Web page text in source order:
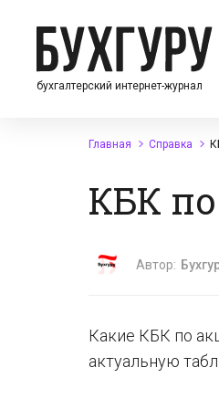
бухгалтерский интернет-журнал
Главная Справка
КБК
Автор:
Какие КБК по
актуальную